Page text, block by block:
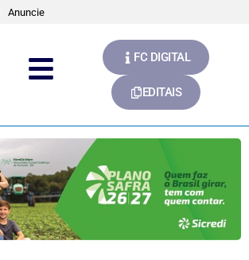
Anuncie
FC DIGITAL
EDITAIS